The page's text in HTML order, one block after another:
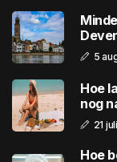
5
Hoe
nog
21
Hoe